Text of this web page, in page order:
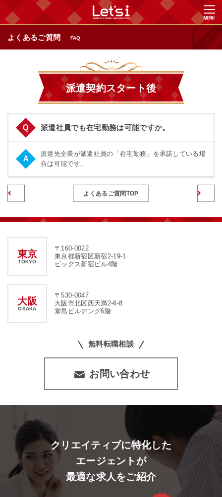
よくあるご質問 FAQ
派遣契約スタート後
派遣社員でも在宅勤務は可能ですか。
派遣先企業が派遣社員の「在宅勤務」を承諾している場
合は可能です。
よくあるご質問TOP
東京
TOKYO
〒160-0022
東京都新宿区新宿2-19-1
ビッグス新宿ビル4階
大阪
OSAKA
〒530-0047
大阪市北区西天満2-6-8
堂島ビルヂング6階
無料転職相談
お問い合わせ
クリエイティブに特化した
エージェントが
最適な求人をご紹介